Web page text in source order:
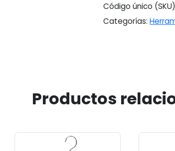
Código único
Categorías:
Productos